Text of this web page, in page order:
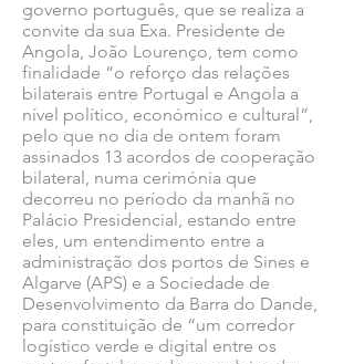
governo português, que se realiza a
convite da sua Exa. Presidente de
Angola, João Lourenço, tem como
finalidade “o reforço das relações
bilaterais entre Portugal e Angola a
nível político, económico e cultural”,
pelo que no dia de ontem foram
assinados 13 acordos de cooperação
bilateral, numa cerimónia que
decorreu no período da manhã no
Palácio Presidencial, estando entre
eles, um entendimento entre a
administração dos portos de Sines e
Algarve (APS) e a Sociedade de
Desenvolvimento da Barra do Dande,
para constituição de “um corredor
logístico verde e digital entre os